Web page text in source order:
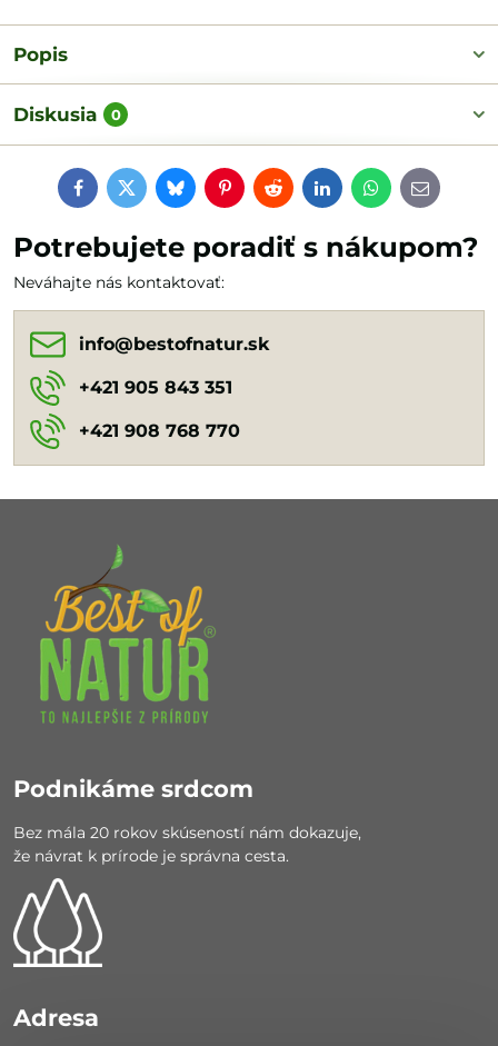
Popis
Diskusia 0
FacebookTwitterBlueskyPinterestRedditLinkedInWhatsApp
E-
mail
Potrebujete poradiť s nákupom?
Neváhajte nás kontaktovať:
info​@bestofnatur​.sk
+421 905 843 351
+421 908 768 770
Podnikáme srdcom
Bez mála 20 rokov skúseností nám dokazuje,
že návrat k prírode je správna cesta.
Adresa